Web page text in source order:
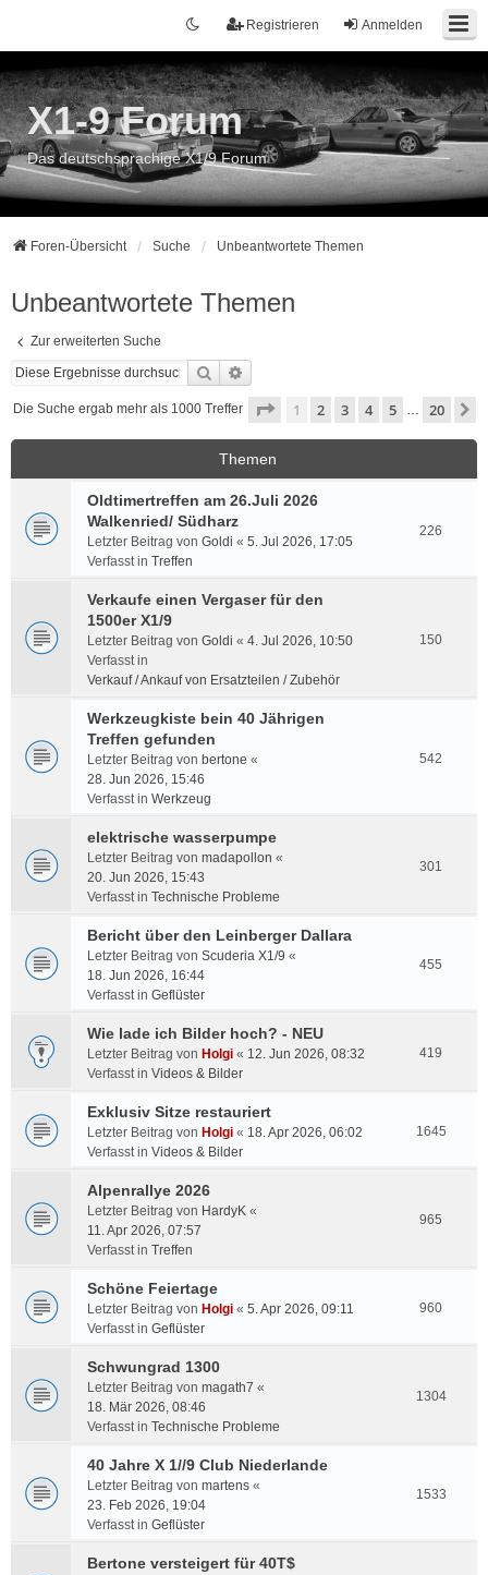
Anmelden
Registrieren
X1-9 Forum
Das deutschsprachige X1/9 Forum
Foren-Übersicht Suche Unbeantwortete Themen
Unbeantwortete Themen
Zur erweiterten Suche
Suche
Die Suche ergab mehr als 1000 Treffer Seite 1von 20
1 2 3 4 5 … 20
Themen
Oldtimertreffen am 26.Juli 2026
Walkenried/ Südharz
Letzter Beitrag von Goldi « 5. Jul 2026, 17:05
Verfasst in Treffen
226
Verkaufe einen Vergaser für den
1500er X1/9
Letzter Beitrag von Goldi « 4. Jul 2026, 10:50
Verfasst in
Verkauf / Ankauf von Ersatzteilen / Zubehör
150
Werkzeugkiste bein 40 Jährigen
Treffen gefunden
Letzter Beitrag von bertone «
28. Jun 2026, 15:46
Verfasst in Werkzeug
542
elektrische wasserpumpe
Letzter Beitrag von madapollon «
20. Jun 2026, 15:43
Verfasst in Technische Probleme
301
Bericht über den Leinberger Dallara
Letzter Beitrag von Scuderia X1/9 «
18. Jun 2026, 16:44
Verfasst in Geflüster
455
Wie lade ich Bilder hoch? - NEU
Letzter Beitrag von Holgi « 12. Jun 2026, 08:32
Verfasst in Videos & Bilder
419
Exklusiv Sitze restauriert
Letzter Beitrag von Holgi « 18. Apr 2026, 06:02
Verfasst in Videos & Bilder
1645
Alpenrallye 2026
Letzter Beitrag von HardyK «
11. Apr 2026, 07:57
Verfasst in Treffen
965
Schöne Feiertage
Letzter Beitrag von Holgi « 5. Apr 2026, 09:11
Verfasst in Geflüster
960
Schwungrad 1300
Letzter Beitrag von magath7 «
18. Mär 2026, 08:46
Verfasst in Technische Probleme
1304
40 Jahre X 1//9 Club Niederlande
Letzter Beitrag von martens «
23. Feb 2026, 19:04
Verfasst in Geflüster
1533
Bertone versteigert für 40T$